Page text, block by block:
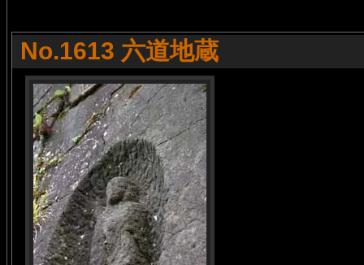
No.1613 六道地蔵